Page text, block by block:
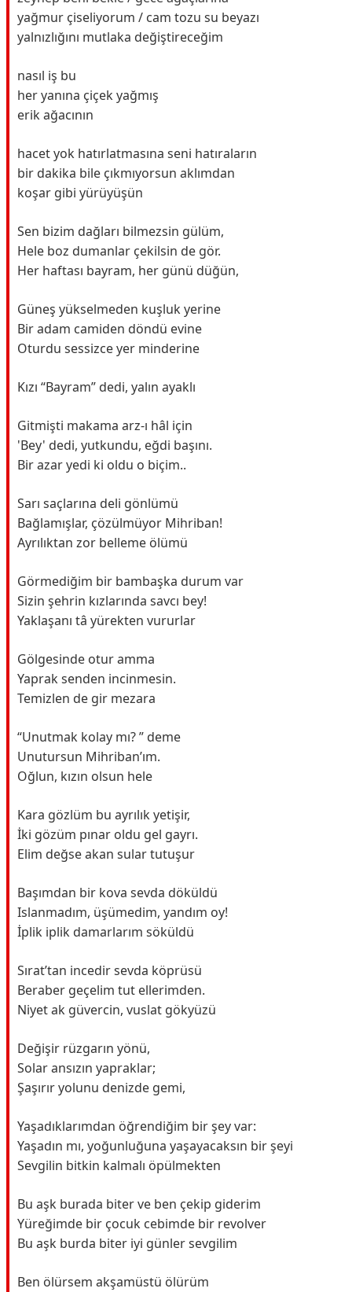
yağmur çiseliyorum / cam tozu su beyazı
yalnızlığını mutlaka değiştireceğim
nasıl iş bu
her yanına çiçek yağmış
erik ağacının
hacet yok hatırlatmasına seni hatıraların
bir dakika bile çıkmıyorsun aklımdan
koşar gibi yürüyüşün
Sen bizim dağları bilmezsin gülüm,
Hele boz dumanlar çekilsin de gör.
Her haftası bayram, her günü düğün,
Güneş yükselmeden kuşluk yerine
Bir adam camiden döndü evine
Oturdu sessizce yer minderine
Kızı “Bayram” dedi, yalın ayaklı
Gitmişti makama arz-ı hâl için
'Bey' dedi, yutkundu, eğdi başını.
Bir azar yedi ki oldu o biçim..
Sarı saçlarına deli gönlümü
Bağlamışlar, çözülmüyor Mihriban!
Ayrılıktan zor belleme ölümü
Görmediğim bir bambaşka durum var
Sizin şehrin kızlarında savcı bey!
Yaklaşanı tâ yürekten vururlar
Gölgesinde otur amma
Yaprak senden incinmesin.
Temizlen de gir mezara
“Unutmak kolay mı? ” deme
Unutursun Mihriban’ım.
Oğlun, kızın olsun hele
Kara gözlüm bu ayrılık yetişir,
İki gözüm pınar oldu gel gayrı.
Elim değse akan sular tutuşur
Başımdan bir kova sevda döküldü
Islanmadım, üşümedim, yandım oy!
İplik iplik damarlarım söküldü
Sırat’tan incedir sevda köprüsü
Beraber geçelim tut ellerimden.
Niyet ak güvercin, vuslat gökyüzü
Değişir rüzgarın yönü,
Solar ansızın yapraklar;
Şaşırır yolunu denizde gemi,
Yaşadıklarımdan öğrendiğim bir şey var:
Yaşadın mı, yoğunluğuna yaşayacaksın bir şeyi
Sevgilin bitkin kalmalı öpülmekten
Bu aşk burada biter ve ben çekip giderim
Yüreğimde bir çocuk cebimde bir revolver
Bu aşk burda biter iyi günler sevgilim
Ben ölürsem akşamüstü ölürüm